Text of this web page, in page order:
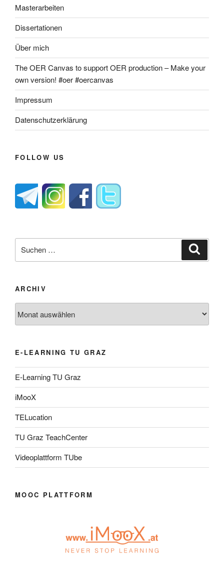
Masterarbeiten
Dissertationen
Über mich
The OER Canvas to support OER production – Make your
own version! #oer #oercanvas
Impressum
Datenschutzerklärung
FOLLOW US
nach:
ARCHIV
E-LEARNING TU GRAZ
E-Learning TU Graz
iMooX
TELucation
TU Graz TeachCenter
Videoplattform TUbe
MOOC PLATTFORM